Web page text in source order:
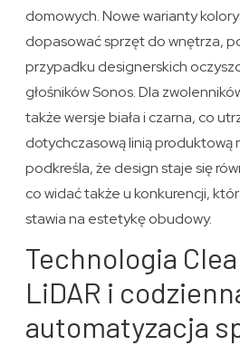
domowych. Nowe warianty
dopasować sprzęt do wnętrza,
przypadku designerskich
głośników Sonos. Dla
także wersje biała i czarna, co
dotychczasową linią produktową
podkreśla, że design staje się
co widać także u konkurencji,
stawia na estetykę obudowy.
Technologia
LiDAR i
automatyzacja